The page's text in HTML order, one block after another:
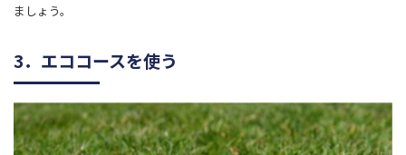
ましょう。
3．エココースを使う